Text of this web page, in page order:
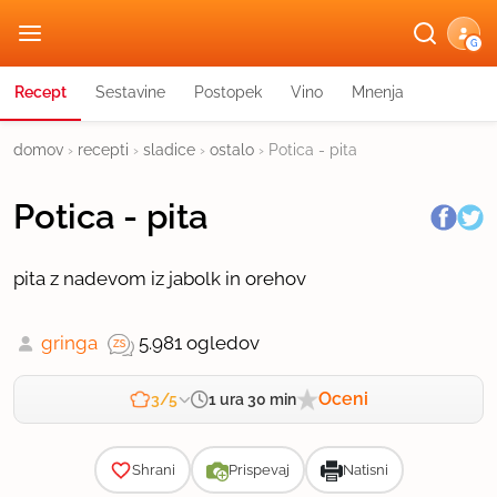
G
Recept Sestavine Postopek Vino Mnenja
domov › recepti › sladice › ostalo › Potica - pita
Potica - pita
pita z nadevom iz jabolk in orehov
gringa 5.981 ogledov
3/5 1 ura 30 min Oceni
Shrani Prispevaj Natisni